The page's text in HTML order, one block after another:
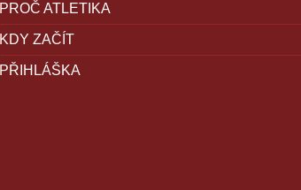
PROČ ATLETIKA
KDY ZAČÍT
PŘIHLÁŠKA